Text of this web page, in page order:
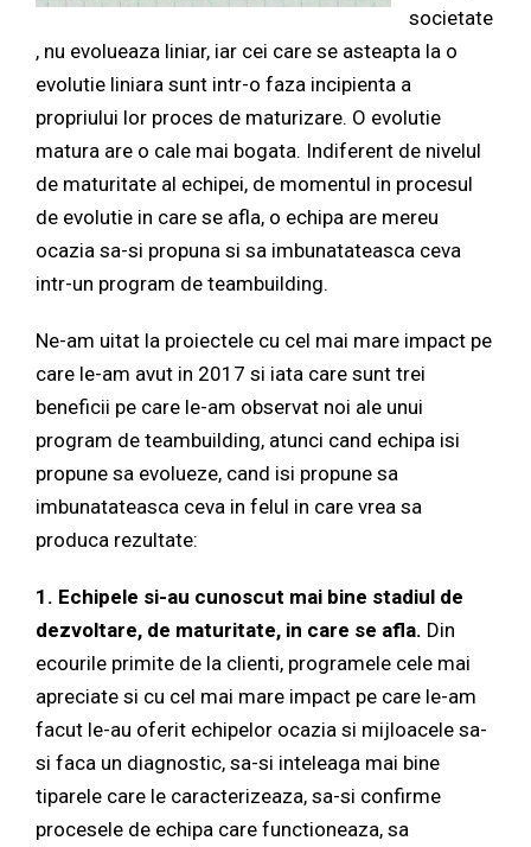
societate
, nu evolueaza liniar, iar cei care se asteapta la o
evolutie liniara sunt intr-o faza incipienta a
propriului lor proces de maturizare. O evolutie
matura are o cale mai bogata. Indiferent de nivelul
de maturitate al echipei, de momentul in procesul
de evolutie in care se afla, o echipa are mereu
ocazia sa-si propuna si sa imbunatateasca ceva
intr-un program de teambuilding.
Ne-am uitat la proiectele cu cel mai mare impact pe
care le-am avut in 2017 si iata care sunt trei
beneficii pe care le-am observat noi ale unui
program de teambuilding, atunci cand echipa isi
propune sa evolueze, cand isi propune sa
imbunatateasca ceva in felul in care vrea sa
produca rezultate:
1. Echipele si-au cunoscut mai bine stadiul de
dezvoltare, de maturitate, in care se afla. Din
ecourile primite de la clienti, programele cele mai
apreciate si cu cel mai mare impact pe care le-am
facut le-au oferit echipelor ocazia si mijloacele sa-
si faca un diagnostic, sa-si inteleaga mai bine
tiparele care le caracterizeaza, sa-si confirme
procesele de echipa care functioneaza, sa